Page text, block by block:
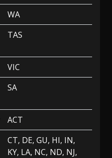
WA
TAS
VIC
SA
ACT
CT, DE, GU, HI, IN,
KY, LA, NC, ND, NJ,